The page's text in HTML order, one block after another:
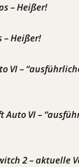
– Heißer!
– Heißer!
VI –
Auto VI –
2 – aktuelle